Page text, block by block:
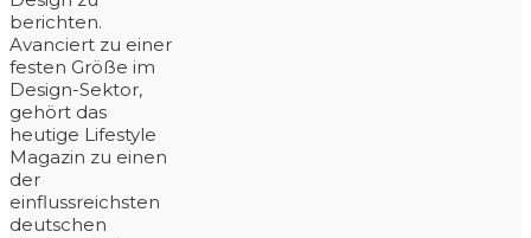
berichten.
Avanciert zu einer
festen Größe im
Design-Sektor,
gehört das
heutige Lifestyle
Magazin zu einen
der
einflussreichsten
deutschen